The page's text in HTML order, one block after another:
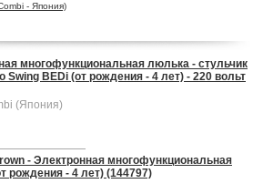
- Япония)
многофункциональная люлька - стульчик
Swing BEDi (от рождения - 4 лет) - 220 вольт
(Япония)
- Электронная многофункциональная
рождения - 4 лет) (144797)